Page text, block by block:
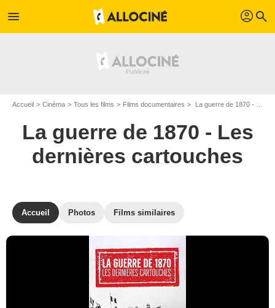
menu profil search
Accueil Cinéma Tous les films Films documentaires La guerre de 1870 - Les dernières cartouches de Eric Deroo
La guerre de 1870 - Les
dernières cartouches
Accueil Photos Films similaires